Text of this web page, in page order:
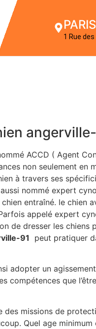
PARIS
1 Rue
ACCD ( Agent
non seulement en
à travers ses
nommé expert
entraîné. le chien
appelé expert
de dresser les
91
peut pratiquer
adopter un
que
missions de
Quel age